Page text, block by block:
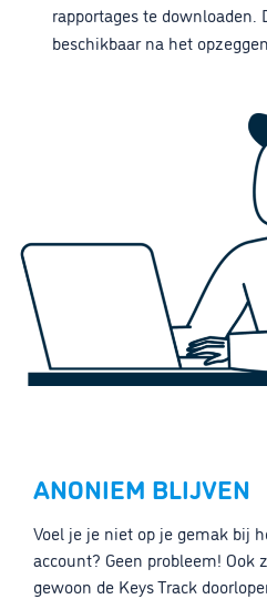
rapportages te
beschikbaar na het
ANONIEM BLIJVEN
Voel je je niet op je gemak bij
account? Geen probleem! Ook
gewoon de Keys Track